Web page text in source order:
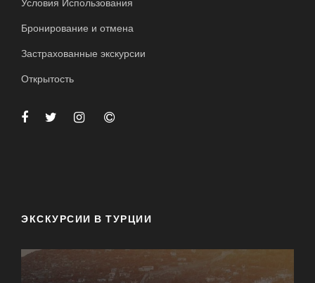
Условия Использования
Бронирование и отмена
Застрахованные экскурсии
Открытость
ЭКСКУРСИИ В ТУРЦИИ